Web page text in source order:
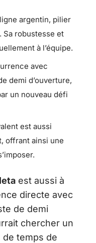
argentin, pilier
Sa robustesse et
à l’équipe.
avec
demi d’ouverture,
un nouveau défi
est aussi
offrant ainsi une
est aussi à
directe avec
de demi
chercher un
temps de